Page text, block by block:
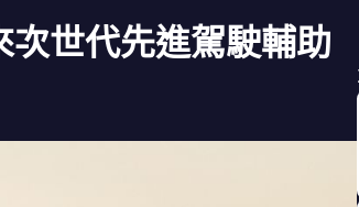
世代先進駕駛輔助